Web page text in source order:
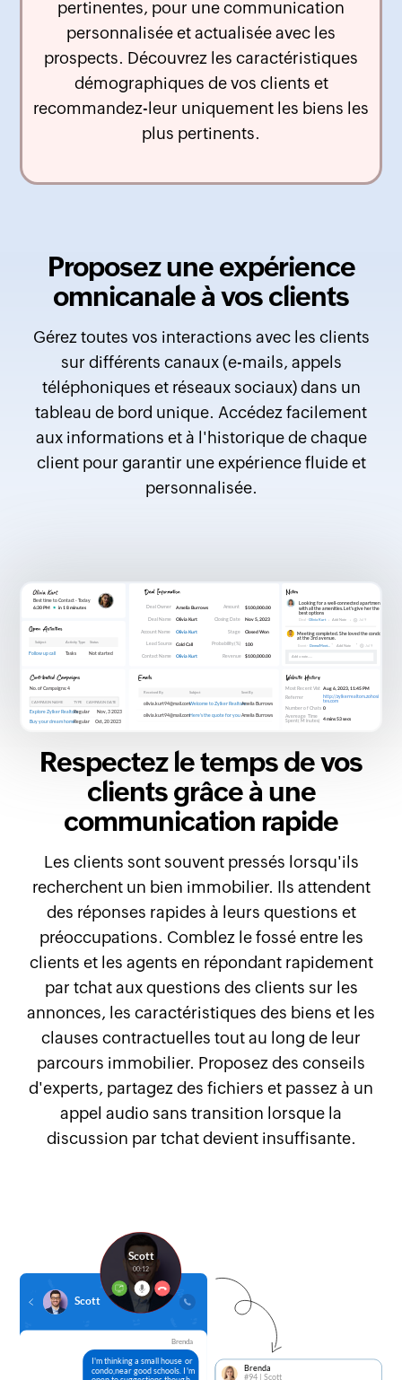
pertinentes, pour une communication
personnalisée et actualisée avec les
prospects. Découvrez les caractéristiques
démographiques de vos clients et
recommandez-leur uniquement les biens les
plus pertinents.
Proposez une expérience
omnicanale à vos clients
Gérez toutes vos interactions avec les clients
sur différents canaux (e-mails, appels
téléphoniques et réseaux sociaux) dans un
tableau de bord unique. Accédez facilement
aux informations et à l'historique de chaque
client pour garantir une expérience fluide et
personnalisée.
Respectez le temps de vos
clients grâce à une
communication rapide
Les clients sont souvent pressés lorsqu'ils
recherchent un bien immobilier. Ils attendent
des réponses rapides à leurs questions et
préoccupations. Comblez le fossé entre les
clients et les agents en répondant rapidement
par tchat aux questions des clients sur les
annonces, les caractéristiques des biens et les
clauses contractuelles tout au long de leur
parcours immobilier. Proposez des conseils
d'experts, partagez des fichiers et passez à un
appel audio sans transition lorsque la
discussion par tchat devient insuffisante.